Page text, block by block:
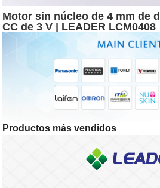
Motor sin núcleo de 4 mm de
CC de 3 V | LEADER LCM0408
Productos más vendidos